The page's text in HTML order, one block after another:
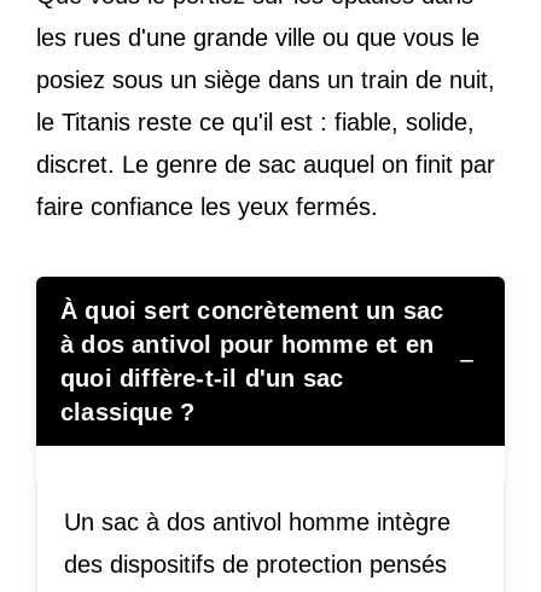
les rues d'une grande ville ou que vous le
posiez sous un siège dans un train de nuit,
le Titanis reste ce qu'il est : fiable, solide,
discret. Le genre de sac auquel on finit par
faire confiance les yeux fermés.
À quoi sert concrètement un sac
à dos antivol pour homme et en
quoi diffère-t-il d'un sac
classique ?
−
Un sac à dos antivol homme intègre
des dispositifs de protection pensés